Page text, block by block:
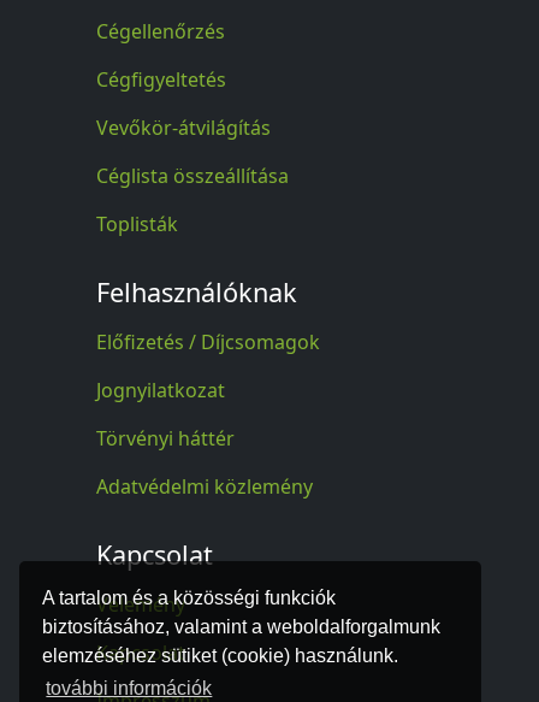
A tartalom és a közösségi funkciók
biztosításához, valamint a weboldalforgalmunk
elemzéséhez sütiket (cookie) használunk.
további információk
Cégellenőrzés
Cégfigyeltetés
Vevőkör-átvilágítás
Céglista összeállítása
Toplisták
Felhasználóknak
Előfizetés / Díjcsomagok
Jognyilatkozat
Törvényi háttér
Adatvédelmi közlemény
Kapcsolat
Vélemény
Kapcsolat